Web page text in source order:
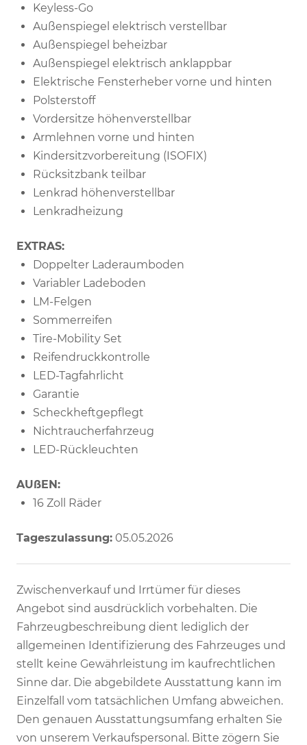
Keyless-Go
Außenspiegel elektrisch verstellbar
Außenspiegel beheizbar
Außenspiegel elektrisch anklappbar
Elektrische Fensterheber vorne und hinten
Polsterstoff
Vordersitze höhenverstellbar
Armlehnen vorne und hinten
Kindersitzvorbereitung (ISOFIX)
Rücksitzbank teilbar
Lenkrad höhenverstellbar
Lenkradheizung
EXTRAS:
Doppelter Laderaumboden
Variabler Ladeboden
LM-Felgen
Sommerreifen
Tire-Mobility Set
Reifendruckkontrolle
LED-Tagfahrlicht
Garantie
Scheckheftgepflegt
Nichtraucherfahrzeug
LED-Rückleuchten
AUßEN:
16 Zoll Räder
Tageszulassung: 05.05.2026
Zwischenverkauf und Irrtümer für dieses
Angebot sind ausdrücklich vorbehalten. Die
Fahrzeugbeschreibung dient lediglich der
allgemeinen Identifizierung des Fahrzeuges und
stellt keine Gewährleistung im kaufrechtlichen
Sinne dar. Die abgebildete Ausstattung kann im
Einzelfall vom tatsächlichen Umfang abweichen.
Den genauen Ausstattungsumfang erhalten Sie
von unserem Verkaufspersonal. Bitte zögern Sie